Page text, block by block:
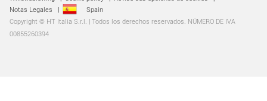
Notas Legales
|
Spain
Copyright © HT Italia S.r.l. | Todos los derechos reservados. NÚMERO DE IVA
00855260394